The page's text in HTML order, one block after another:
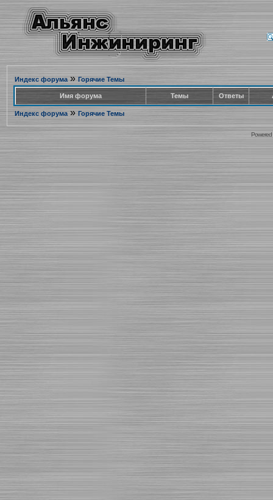
Индекс форума» Горячие Темы
Имя форума Темы Ответы
Индекс форума» Горячие Темы